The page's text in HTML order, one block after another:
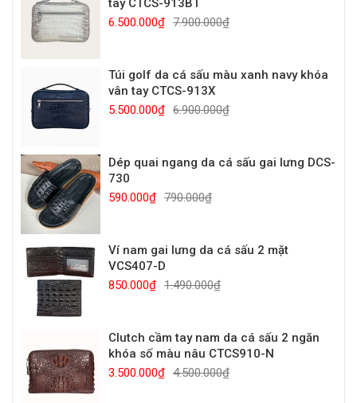
tay CTCS-913BT
6.500.000₫ 7.900.000₫
Túi golf da cá sấu màu xanh navy khóa
vân tay CTCS-913X
5.500.000₫ 6.900.000₫
Dép quai ngang da cá sấu gai lưng DCS-
730
590.000₫ 790.000₫
Ví nam gai lưng da cá sấu 2 mặt
VCS407-D
850.000₫ 1.490.000₫
Clutch cầm tay nam da cá sấu 2 ngăn
khóa số màu nâu CTCS910-N
3.500.000₫ 4.500.000₫